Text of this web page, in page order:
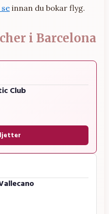
innan du bokar flyg.
i Barcelona
Club